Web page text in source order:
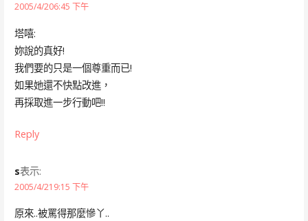
2005/4/206:45 下午
塔嘻:
妳說的真好!
我們要的只是一個尊重而已!
如果她還不快點改進，
再採取進一步行動吧!!
Reply
s表示:
2005/4/219:15 下午
原來..被罵得那麼慘丫..